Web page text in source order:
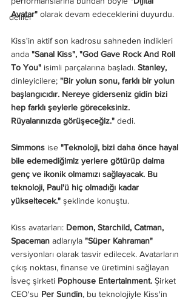
deliler
Avatar" olarak devam edeceklerini duyurdu.
Kiss'in aktif son kadrosu sahneden indikleri
anda "Sanal Kiss", "God Gave Rock And Roll
To You" isimli parçalarına başladı. Stanley,
dinleyicilere; "Bir yolun sonu, farklı bir yolun
başlangıcıdır. Nereye giderseniz gidin bizi
hep farklı şeylerle göreceksiniz.
Rüyalarınızda görüşeceğiz." dedi.
Simmons ise "Teknoloji, bizi daha önce hayal
bile edemediğimiz yerlere götürüp daima
genç ve ikonik olmamızı sağlayacak. Bu
teknoloji, Paul'ü hiç olmadığı kadar
yükseltecek." şeklinde konuştu.
Kiss avatarları: Demon, Starchild, Catman,
Spaceman adlarıyla "Süper Kahraman"
versiyonları olarak tasvir edilecek. Avatarların
çıkış noktası, finanse ve üretimini sağlayan
İsveç şirketi Pophouse Entertainment. Şirket
CEO'su Per Sundin, bu teknolojiyle Kiss'in